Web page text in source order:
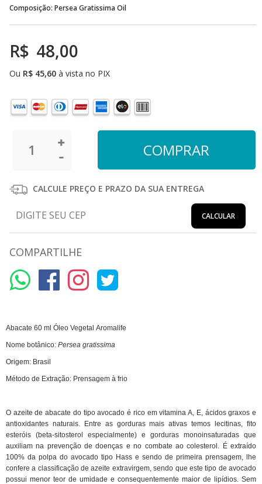
Composição: Persea Gratissima Oil
R$ 48,00
Ou R$ 45,60 à vista no PIX
CALCULE PREÇO E PRAZO DA SUA ENTREGA
CALCULAR
COMPARTILHE
Abacate 60 ml Óleo Vegetal Aromalife
Nome botânico: Persea gratissima
Origem: Brasil
Método de Extração: Prensagem à frio
O azeite deabacate do tipo avocado é rico em vitamina A, E, ácidos graxos e
antioxidantes naturais. Entre as gorduras mais ativas temos lecitinas, fito
esteróis (beta-sitosterol especialmente) e gorduras monoinsaturadas que
auxiliam na prevenção de doenças e no combate ao colesterol. É extraído
100% da polpa do avocado tipo Hass e sendo de primeira prensagem, lhe
confere a classificação de azeite extravirgem, sendo que este tipo de avocado
possui menor teor de umidade e consequentemente maior de lipídios. Sem